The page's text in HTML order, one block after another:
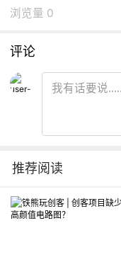
浏览量 0
评论
推荐阅读